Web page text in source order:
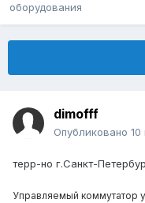
оборудования
dimofff
Опубликовано
терр-но г.Санкт-
Управляемый коммутатор